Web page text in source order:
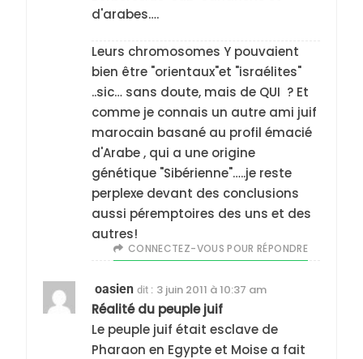
d'arabes….
Leurs chromosomes Y pouvaient
bien être "orientaux"et "israélites"
..sic… sans doute, mais de QUI ? Et
comme je connais un autre ami juif
marocain basané au profil émacié
d'Arabe , qui a une origine
génétique "Sibérienne"…..je reste
perplexe devant des conclusions
aussi péremptoires des uns et des
autres!
CONNECTEZ-VOUS POUR RÉPONDRE
oasien dit : 3 juin 2011 à 10:37 am
Réalité du peuple juif
Le peuple juif était esclave de
Pharaon en Egypte et Moise a fait